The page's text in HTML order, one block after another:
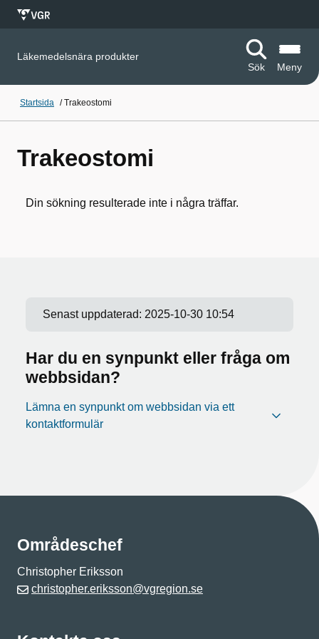
Läkemedelsnära produkter
Sök
Meny
Startsida /Trakeostomi
Trakeostomi
Din sökning resulterade inte i några träffar.
Senast uppdaterad: 2025-10-30 10:54
Har du en synpunkt eller fråga om
webbsidan?
Lämna en synpunkt om webbsidan via ett
kontaktformulär
Områdeschef
Christopher Eriksson
christopher.eriksson@vgregion.se